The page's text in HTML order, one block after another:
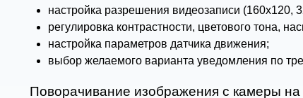
настройка разрешения видеозаписи (160х120,
регулировка контрастности, цветового тона,
настройка параметров датчика движения;
выбор желаемого варианта уведомления по
Поворачивание изображения с камеры на